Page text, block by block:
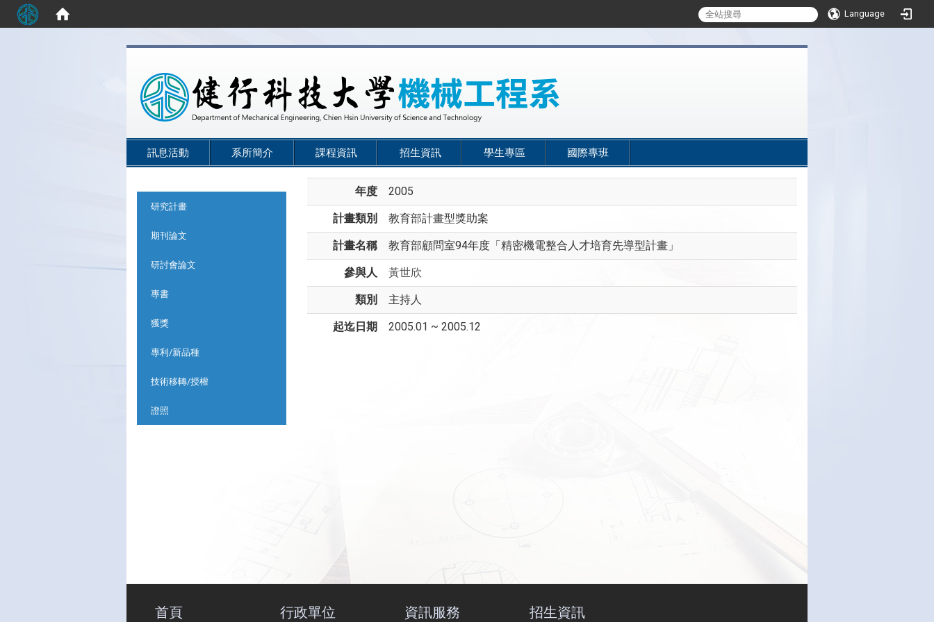
Language
訊息活動 系所簡介 課程資訊 招生資訊 學生專區 國際專班
研究計畫
期刊論文
研討會論文
專書
獲獎
專利/新品種
技術移轉/授權
證照
年度 2005
計畫類別 教育部計畫型獎助案
計畫名稱 教育部顧問室94年度「精密機電整合人才培育先導型計畫」
參與人 黃世欣
類別 主持人
起迄日期 2005.01 ~ 2005.12
首頁 行政單位 資訊服務 招生資訊